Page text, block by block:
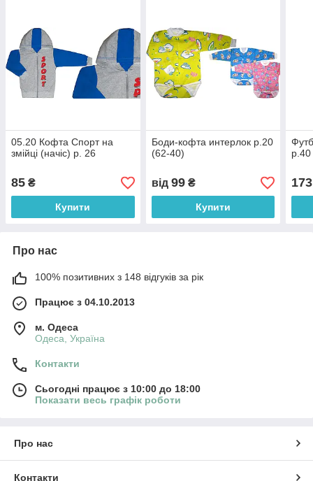
05.20 Кофта Спорт на
змійці (начіс) р. 26
85 ₴
Купити
Боди-кофта интерлок р.20
(62-40)
від 99₴
Купити
173
Про нас
100% позитивних з 148 відгуків за рік
Працює з 04.10.2013
м. Одеса
Одеса, Україна
Контакти
Сьогодні працює з 10:00 до 18:00
Показати весь графік роботи
Про нас
Контакти